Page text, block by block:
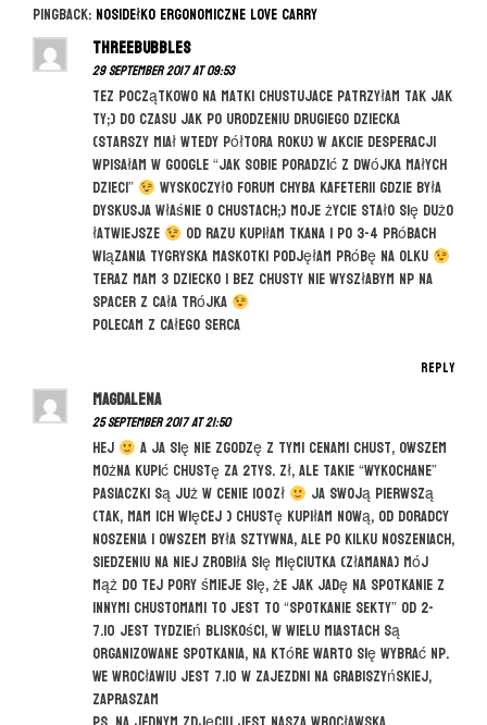
a
v
i
Pingback: Nosidełko ergonomiczne Love Carry
ThreeBubbles
29 September 2017 at 09:53
Tez początkowo na matki chustujace patrzyłam tak jak
Ty;) do czasu jak po urodzeniu drugiego dziecka
(starszy miał wtedy półtora roku) w akcie desperacji
wpisałam w Google “jak sobie poradzić z dwójka małych
dzieci”
wyskoczyło forum chyba kafeterii gdzie była
dyskusja właśnie o chustach;) Moje życie stało się dużo
łatwiejsze
Od razu kupiłam tkana i po 3-4 próbach
wiązania Tygryska maskotki podjęłam próbę na Olku
teraz mam 3 dziecko i bez chusty nie wyszłabym np na
spacer z cała trójka
Polecam z całego serca
Reply
Magdalena
25 September 2017 at 21:50
Hej
a ja się nie zgodzę z tymi cenami chust, owszem
można kupić chustę za 2tys. zł, ale takie “wykochane”
pasiaczki są już w cenie 100zł
Ja swoją pierwszą
(tak, mam ich więcej ) chustę kupiłam nową, od doradcy
noszenia i owszem była sztywna, ale po kilku noszeniach,
siedzeniu na niej zrobiła się mięciutka (złamana) mój
mąż do tej pory śmieje się, że jak jadę na spotkanie z
innymi chustomami to jest to “spotkanie sekty” od 2-
7.10 jest tydzień bliskości, w wielu miastach są
organizowane spotkania, na które warto się wybrać np.
We Wrocławiu jest 7.10 w Zajezdni na Grabiszyńskiej,
zapraszam